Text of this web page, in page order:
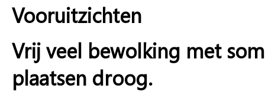
Vooruitzichten
Vrij veel bewolking met
plaatsen droog.